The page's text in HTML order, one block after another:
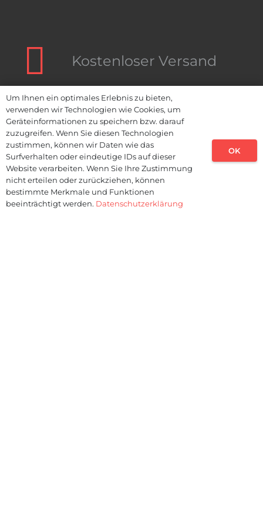
Kostenloser Versand
Inklusive Montage
Kauf auf Rechnung
Um Ihnen ein optimales Erlebnis zu bieten,
verwenden wir Technologien wie Cookies, um
Geräteinformationen zu speichern bzw. darauf
zuzugreifen. Wenn Sie diesen Technologien
zustimmen, können wir Daten wie das
Surfverhalten oder eindeutige IDs auf dieser
Website verarbeiten. Wenn Sie Ihre Zustimmung
nicht erteilen oder zurückziehen, können
bestimmte Merkmale und Funktionen
beeinträchtigt werden. Datenschutzerklärung
OK